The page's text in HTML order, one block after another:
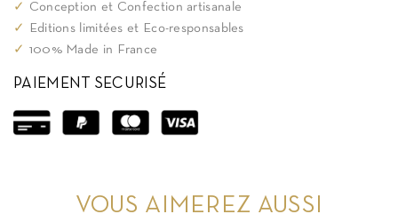
✓
Conception et Confection artisanale
✓
Editions limitées et Eco-responsables
✓ 100% Made in France
PAIEMENT SECURISÉ
VOUS AIMEREZ AUSSI